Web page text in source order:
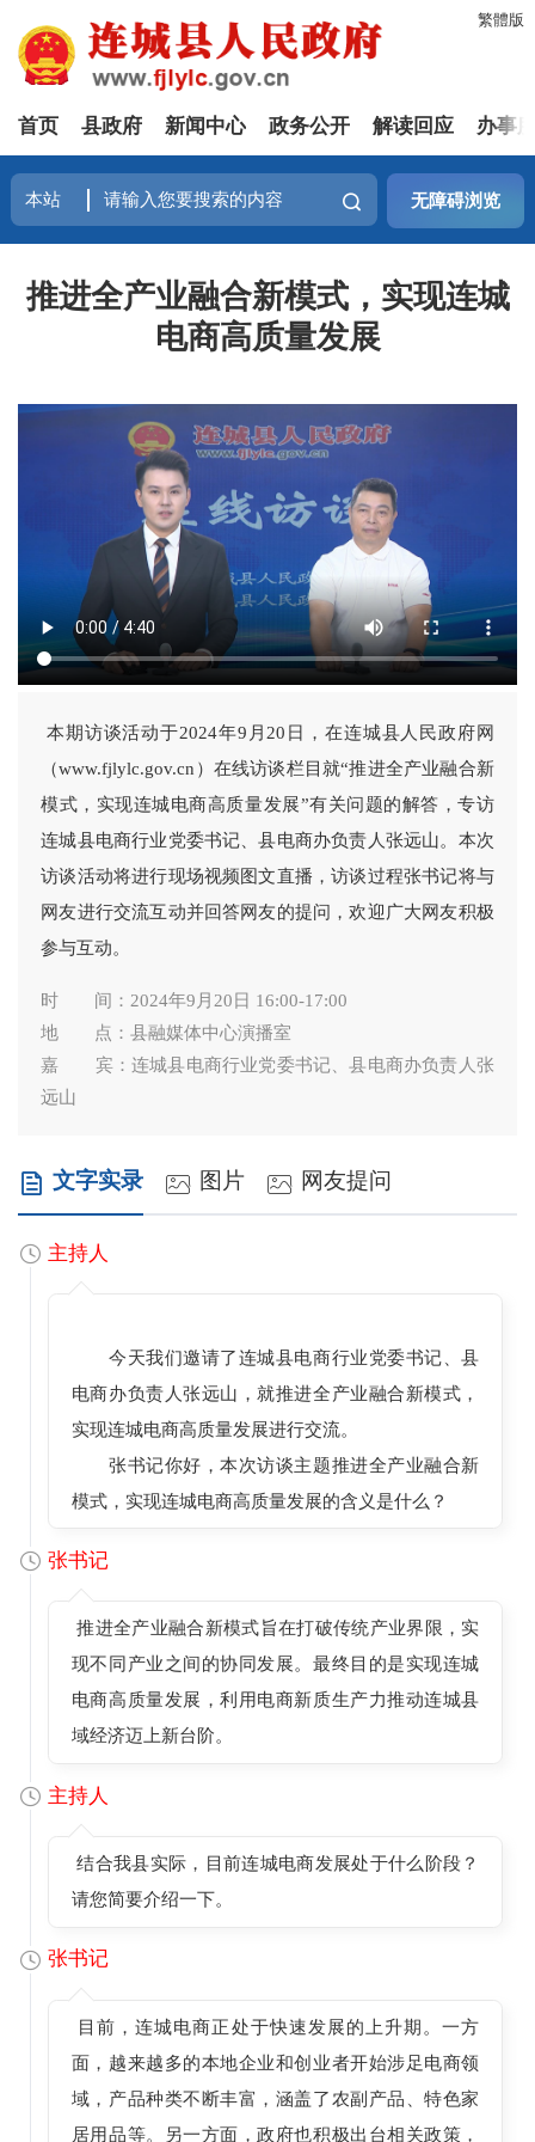
繁體版
首页 县政府 新闻中心 政务公开 解读回应 办事
无障碍浏览
推进全产业融合新模式，实现连城
电商高质量发展
本期访谈活动于2024年9月20日，在连城县人民政府网
（www.fjlylc.gov.cn）在线访谈栏目就“推进全产业融合新
模式，实现连城电商高质量发展”有关问题的解答，专访
连城县电商行业党委书记、县电商办负责人张远山。本次
访谈活动将进行现场视频图文直播，访谈过程张书记将与
网友进行交流互动并回答网友的提问，欢迎广大网友积极
参与互动。
时 间：2024年9月20日 16:00-17:00
地 点：县融媒体中心演播室
嘉 宾：连城县电商行业党委书记、县电商办负责人张
远山
文字实录 图片 网友提问
主持人
今天我们邀请了连城县电商行业党委书记、县
电商办负责人张远山，就推进全产业融合新模式，
实现连城电商高质量发展进行交流。
张书记你好，本次访谈主题推进全产业融合新
模式，实现连城电商高质量发展的含义是什么？
张书记
推进全产业融合新模式旨在打破传统产业界限，实
现不同产业之间的协同发展。最终目的是实现连城
电商高质量发展，利用电商新质生产力推动连城县
域经济迈上新台阶。
主持人
结合我县实际，目前连城电商发展处于什么阶段？
请您简要介绍一下。
张书记
目前，连城电商正处于快速发展的上升期。一方
面，越来越多的本地企业和创业者开始涉足电商领
域，产品种类不断丰富，涵盖了农副产品、特色家
居用品等。另一方面，政府也积极出台相关政策，